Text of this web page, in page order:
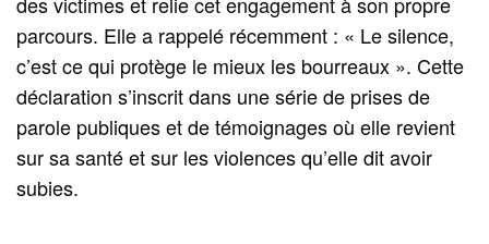
parcours. Elle a rappelé récemment : « Le silence,
c’est ce qui protège le mieux les bourreaux ». Cette
déclaration s’inscrit dans une série de prises de
parole publiques et de témoignages où elle revient
sur sa santé et sur les violences qu’elle dit avoir
subies.